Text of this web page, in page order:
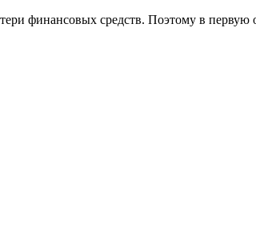
финансовых средств. Поэтому в первую